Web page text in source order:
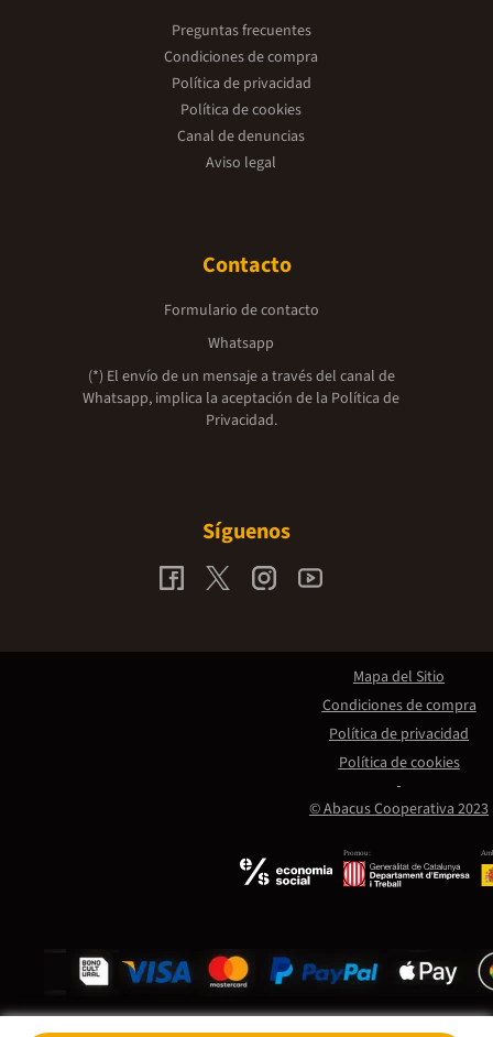
Preguntas frecuentes
Condiciones de compra
Política de privacidad
Política de cookies
Canal de denuncias
Aviso legal
Contacto
Formulario de contacto
Whatsapp
(*) El envío de un mensaje a través del canal de
Whatsapp, implica la aceptación de la Política de
Privacidad.
Síguenos
Promou:
© Abacus Cooperativa 2023
Mapa del Sitio
Condiciones de compra
Política de privacidad
Política de cookies